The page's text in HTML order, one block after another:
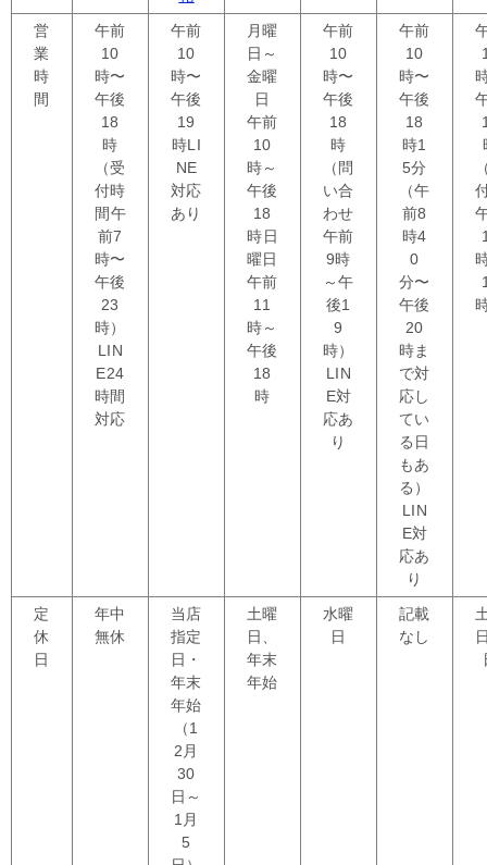
営
業
時
間
午前
10
時〜
午後
18
時
（受
付時
間午
前7
時〜
午後
23
時）
LIN
E24
時間
対応
午前
10
時〜
午後
19
時LI
NE
対応
あり
月曜
日～
金曜
日
午前
10
時～
午後
18
時日
曜日
午前
11
時～
午後
18
時
午前
10
時〜
午後
18
時
（問
い合
わせ
午前
9時
～午
後1
9
時）
LIN
E対
応あ
り
午前
10
時〜
午後
18
時1
5分
（午
前8
時4
0
分〜
午後
20
時ま
で対
応し
てい
る日
もあ
る）
LIN
E対
応あ
り
定
休
日
年中
無休
当店
指定
日・
年末
年始
（1
2月
30
日～
1月
5
土曜
日、
年末
年始
水曜
日
記載
なし